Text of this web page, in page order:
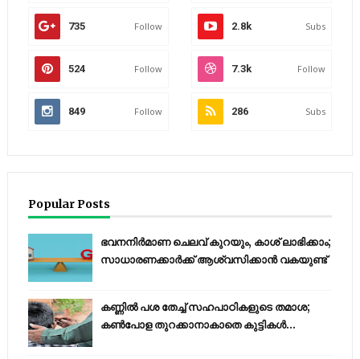
735 Follow 2.8k Subs
524 Follow 7.3k Follow
849 Follow 286 Subs
Popular Posts
ഭവനനിർമാണ ചെലവ് കുറയും, കാശ് ലാഭിക്കാം;
സാധാരണക്കാർക്ക് ആശ്വസിക്കാൻ വകയുണ്ട്
കണ്ണിൽ പശ തേച്ച് സഹപാഠികളുടെ തമാശ;
കൺപോള തുറക്കാനാകാതെ കുട്ടികൾ...